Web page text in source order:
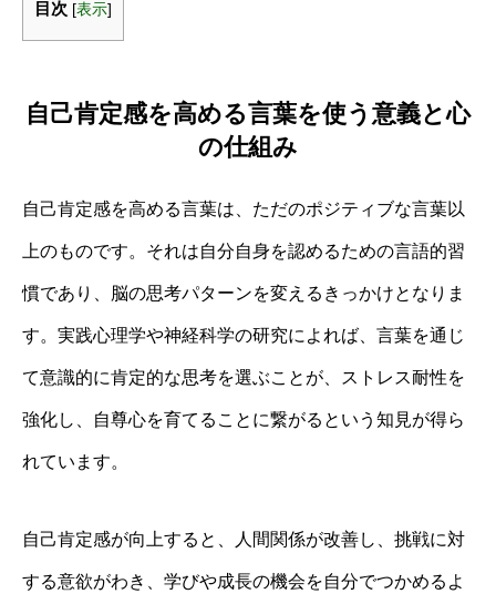
目次 [表示]
自己肯定感を高める言葉を使う意義と心
の仕組み
自己肯定感を高める言葉は、ただのポジティブな言葉以
上のものです。それは自分自身を認めるための言語的習
慣であり、脳の思考パターンを変えるきっかけとなりま
す。実践心理学や神経科学の研究によれば、言葉を通じ
て意識的に肯定的な思考を選ぶことが、ストレス耐性を
強化し、自尊心を育てることに繋がるという知見が得ら
れています。
自己肯定感が向上すると、人間関係が改善し、挑戦に対
する意欲がわき、学びや成長の機会を自分でつかめるよ